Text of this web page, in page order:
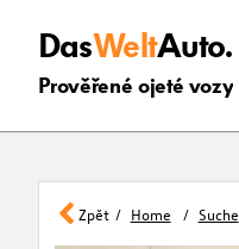
DasWeltAuto.
Prověřené ojeté vozy
Zpět Home Suche